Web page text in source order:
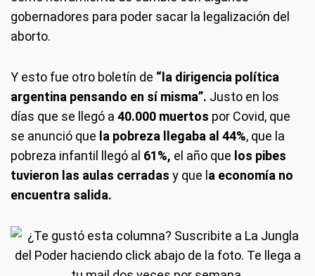
gobernadores para poder sacar la legalización del
aborto.
Y esto fue otro boletín de “la dirigencia política
argentina pensando en sí misma”. Justo en los
días que se llegó a 40.000 muertos por Covid, que
se anunció que la pobreza llegaba al 44%, que la
pobreza infantil llegó al 61%, el año que los pibes
tuvieron las aulas cerradas y que l a economía no
encuentra salida.